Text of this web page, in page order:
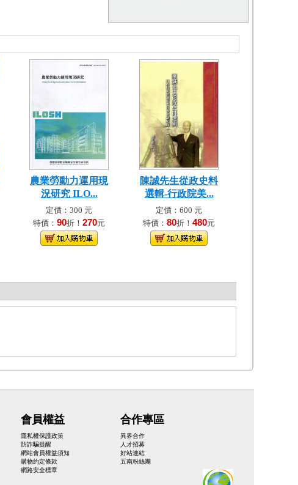
農業勞動力運用現
況研究 ILO...
定價：300 元
特價： 90折！ 270元
陳誠先生從政史料
選輯-行政院美...
定價：600 元
特價： 80折！ 480元
會員權益
隱私權保護政策
防詐騙提醒
網站會員權益須知
購物約定條款
網路安全標章
合作專區
異界合作
人才招募
好站連結
五南粉絲團